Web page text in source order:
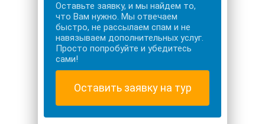
Оставьте заявку, и мы найдем то,
что Вам нужно. Мы отвечаем
быстро, не рассылаем спам и не
навязываем дополнительных услуг.
Просто попробуйте и убедитесь
сами!
Оставить заявку на тур